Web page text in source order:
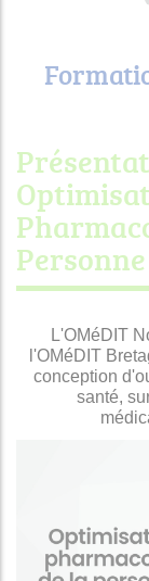
L'OMéDIT
l'OMéDIT
conception
santé,